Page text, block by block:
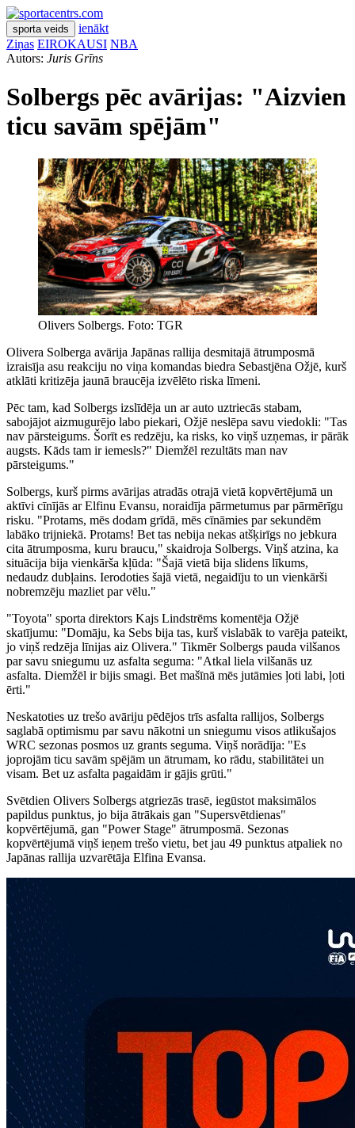
sporta veids
ienākt
Ziņas EIROKAUSI NBA
Autors: Juris Grīns
Solbergs pēc avārijas: "Aizvien
ticu savām spējām"
Olivers Solbergs. Foto: TGR
Olivera Solberga avārija Japānas rallija desmitajā ātrumposmā
izraisīja asu reakciju no viņa komandas biedra Sebastjēna Ožjē, kurš
atklāti kritizēja jaunā braucēja izvēlēto riska līmeni.
Pēc tam, kad Solbergs izslīdēja un ar auto uztriecās stabam,
sabojājot aizmugurējo labo piekari, Ožjē neslēpa savu viedokli: "Tas
nav pārsteigums. Šorīt es redzēju, ka risks, ko viņš uzņemas, ir pārāk
augsts. Kāds tam ir iemesls?" Diemžēl rezultāts man nav
pārsteigums."
Solbergs, kurš pirms avārijas atradās otrajā vietā kopvērtējumā un
aktīvi cīnījās ar Elfinu Evansu, noraidīja pārmetumus par pārmērīgu
risku. "Protams, mēs dodam grīdā, mēs cīnāmies par sekundēm
labāko trijniekā. Protams! Bet tas nebija nekas atšķirīgs no jebkura
cita ātrumposma, kuru braucu," skaidroja Solbergs. Viņš atzina, ka
situācija bija vienkārša kļūda: "Šajā vietā bija slidens līkums,
nedaudz dubļains. Ierodoties šajā vietā, negaidīju to un vienkārši
nobremzēju mazliet par vēlu."
"Toyota" sporta direktors Kajs Lindstrēms komentēja Ožjē
skatījumu: "Domāju, ka Sebs bija tas, kurš vislabāk to varēja pateikt,
jo viņš redzēja līnijas aiz Olivera." Tikmēr Solbergs pauda vilšanos
par savu sniegumu uz asfalta seguma: "Atkal liela vilšanās uz
asfalta. Diemžēl ir bijis smagi. Bet mašīnā mēs jutāmies ļoti labi, ļoti
ērti."
Neskatoties uz trešo avāriju pēdējos trīs asfalta rallijos, Solbergs
saglabā optimismu par savu nākotni un sniegumu visos atlikušajos
WRC sezonas posmos uz grants seguma. Viņš norādīja: "Es
joprojām ticu savām spējām un ātrumam, ko rādu, stabilitātei un
visam. Bet uz asfalta pagaidām ir gājis grūti."
Svētdien Olivers Solbergs atgriezās trasē, iegūstot maksimālos
papildus punktus, jo bija ātrākais gan "Supersvētdienas"
kopvērtējumā, gan "Power Stage" ātrumposmā. Sezonas
kopvērtējumā viņš ieņem trešo vietu, bet jau 49 punktus atpaliek no
Japānas rallija uzvarētāja Elfina Evansa.